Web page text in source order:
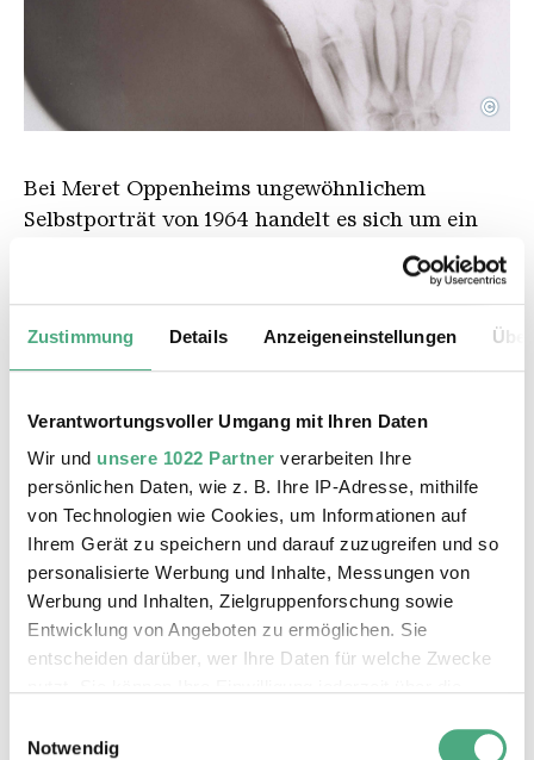
Zustimmung Details Anzeigeneinstellungen
Verantwortungsvoller Umgang mit Ihren Daten
Wir und unsere 1022 Partner verarbeiten Ihre
persönlichen Daten, wie z. B. Ihre IP-Adresse, mithilfe
von Technologien wie Cookies, um Informationen auf
Ihrem Gerät zu speichern und darauf zuzugreifen und so
personalisierte Werbung und Inhalte, Messungen von
Werbung und Inhalten, Zielgruppenforschung sowie
Entwicklung von Angeboten zu ermöglichen. Sie
entscheiden darüber, wer Ihre Daten für welche Zwecke
Trigger Symbol ändern oder widerrufen
Notwendig
Oppenheim Meret
Copyright: © Hermann und Margrit Rupf-Stiftung,
©
Bei Meret Oppenheims ungewöhnlichem
Selbstporträt von 1964 handelt es sich um ein
Röntgenbild der Künstlerin mit opulentem
Schmuck. An der erhobenen Hand trägt sie
gleich zwei Ringe; ein bewusster Kontrast zu
Anna Bertha Röntgens berühmter
Handdurchleuchtung mit nur einem Ring, ihrem
Selbstbestimmung und Unabhängigkeit. Ihr Bild
wirkt zugleich als Memento mori, das wie ein
Röntgenblick aus der Tiefe der Zeit in ein
archaisches Grab anmutet – etwa das einer
Keltenfürstin mit charakteristischen
Schmuckbeigaben.
Ausstellungen